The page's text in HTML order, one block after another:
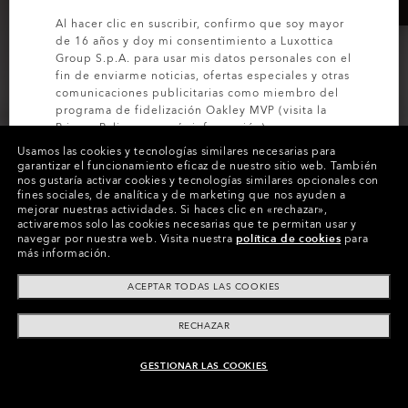
Tidal Tee
2 Colores
€70.00
€100.00
20%
Mtn Ridge Tee
€36.00
€45.00
20%
Usamos las cookies y tecnologías similares necesarias para
garantizar el funcionamiento eficaz de nuestro sitio web. También
nos gustaría activar cookies y tecnologías similares opcionales con
fines sociales, de analítica y de marketing que nos ayuden a
mejorar nuestras actividades. Si haces clic en «rechazar»,
activaremos solo las cookies necesarias que te permitan usar y
navegar por nuestra web. Visita nuestra política de cookies para
más información.
ACEPTAR TODAS LAS COOKIES
RECHAZAR
GESTIONAR LAS COOKIES
Al hacer clic en suscribir, confirmo que soy mayor
de 16 años y doy mi consentimiento a Luxottica
Group S.p.A. para usar mis datos personales con el
fin de enviarme noticias, ofertas especiales y otras
comunicaciones publicitarias como miembro del
programa de fidelización Oakley MVP (visita la
Privacy Policypara más información).
SUSCRÍBETE